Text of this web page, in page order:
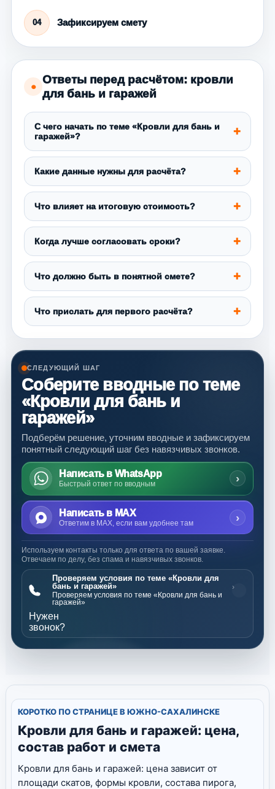
04 Зафиксируем смету
●
Ответы перед расчётом: кровли
для бань и гаражей
С чего начать по теме «Кровли для бань и
гаражей»?
Какие данные нужны для расчёта?
Что влияет на итоговую стоимость?
Когда лучше согласовать сроки?
Что должно быть в понятной смете?
Что прислать для первого расчёта?
СЛЕДУЮЩИЙ ШАГ
Соберите вводные по теме
«Кровли для бань и
гаражей»
Подберём решение, уточним вводные и зафиксируем
понятный следующий шаг без навязчивых звонков.
Написать в WhatsApp
Быстрый ответ по вводным ›
Написать в MAX
Ответим в MAX, если вам удобнее там ›
Используем контакты только для ответа по вашей заявке.
Отвечаем по делу, без спама и навязчивых звонков.
Проверяем условия по теме «Кровли для
бань и гаражей»
Проверяем условия по теме «Кровли для бань и
гаражей»
›
Нужен
звонок?
КОРОТКО ПО СТРАНИЦЕ В ЮЖНО-САХАЛИНСКЕ
Кровли для бань и гаражей: цена,
состав работ и смета
Кровли для бань и гаражей: цена зависит от
площади скатов, формы кровли, состава пирога,